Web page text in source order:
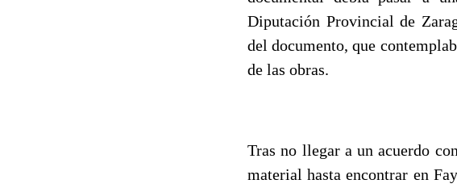
Diputación Provincial de
del documento, que
de las obras.
Tras no llegar a un acuerdo
material hasta encontrar en